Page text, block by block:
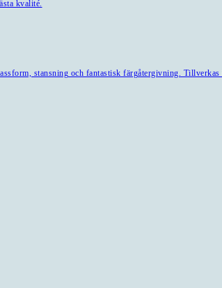
kvalité.
stansning och fantastisk färgåtergivning.